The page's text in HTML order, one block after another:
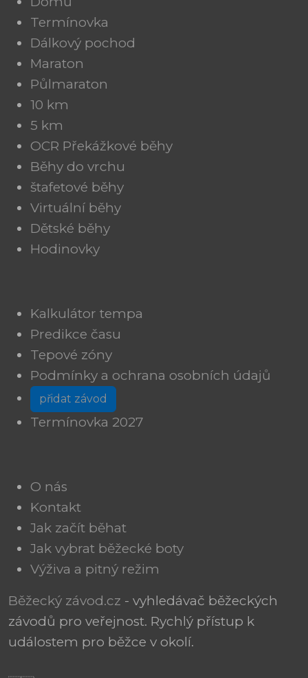
Termínovka
Dálkový pochod
Maraton
Půlmaraton
10 km
5 km
OCR Překážkové běhy
Běhy do vrchu
štafetové běhy
Virtuální běhy
Dětské běhy
Hodinovky
Kalkulátor tempa
Predikce času
Tepové zóny
Podmínky a ochrana osobních údajů
přidat závod
Termínovka 2027
O nás
Kontakt
Jak začít běhat
Jak vybrat běžecké boty
Výživa a pitný režim
Běžecký závod.cz - vyhledávač běžeckých
závodů pro veřejnost. Rychlý přístup k
událostem pro běžce v okolí.